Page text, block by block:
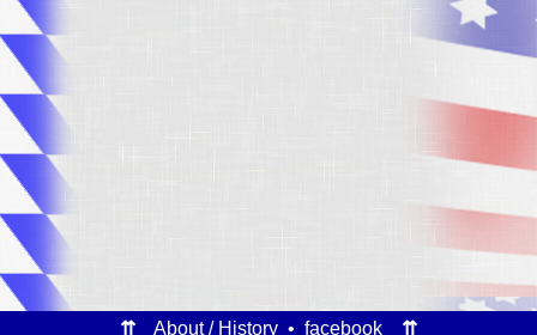
⇈ About / History • facebook
⇈